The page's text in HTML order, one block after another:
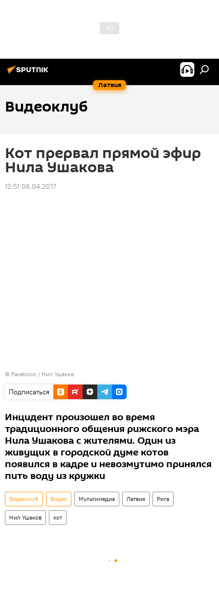
Латвия
Видеоклуб
Кот прервал прямой эфир
Нила Ушакова
12:51 06.04.2017
© Facebook / Нил Ушаков
Подписаться
Инцидент произошел во время
традиционного общения рижского мэра
Нила Ушакова с жителями. Один из
живущих в городской думе котов
появился в кадре и невозмутимо принялся
пить воду из кружки
Видеоклуб Видео Мультимедиа Латвия Рига
Нил Ушаков кот